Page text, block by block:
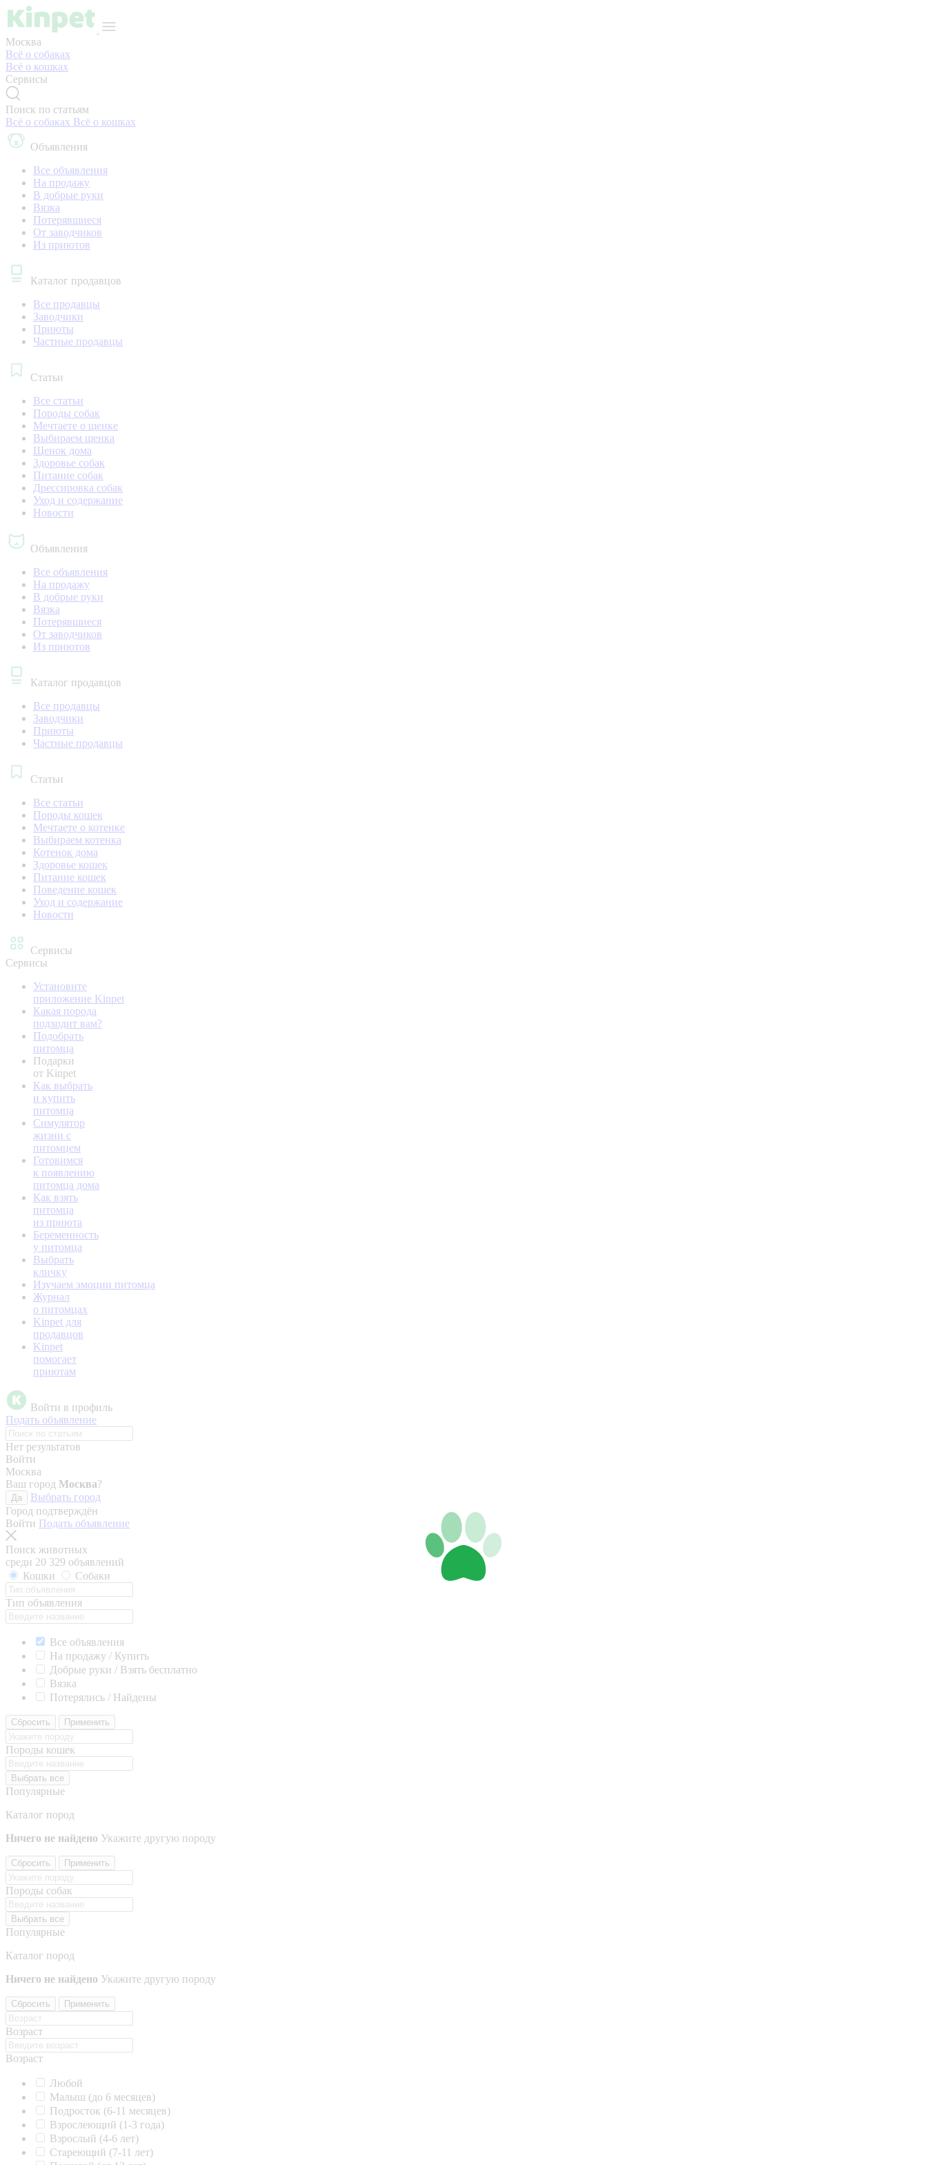
Москва
Всё о собаках
Всё о кошках
Сервисы
Поиск по статьям
Всё о собаках Всё о кошках
Объявления
Все объявления
На продажу
В добрые руки
Вязка
Потерявшиеся
От заводчиков
Из приютов
Каталог продавцов
Все продавцы
Заводчики
Приюты
Частные продавцы
Статьи
Все статьи
Породы собак
Мечтаете о щенке
Выбираем щенка
Щенок дома
Здоровье собак
Питание собак
Дрессировка собак
Уход и содержание
Новости
Объявления
Все объявления
На продажу
В добрые руки
Вязка
Потерявшиеся
От заводчиков
Из приютов
Каталог продавцов
Все продавцы
Заводчики
Приюты
Частные продавцы
Статьи
Все статьи
Породы кошек
Мечтаете о котенке
Выбираем котенка
Котенок дома
Здоровье кошек
Питание кошек
Поведение кошек
Уход и содержание
Новости
Сервисы
Сервисы
Установите
приложение Kinpet
Какая порода
подходит вам?
Подобрать
питомца
Подарки
от Kinpet
Как выбрать
и купить
питомца
Симулятор
жизни с
питомцем
Готовимся
к появлению
питомца дома
Как взять
питомца
из приюта
Беременность
у питомца
Выбрать
кличку
Изучаем эмоции питомца
Журнал
о питомцах
Kinpet для
продавцов
Kinpet
помогает
приютам
Войти в профиль
Подать объявление
Нет результатов
Войти
Москва
Ваш город Москва?
Да
Выбрать город
Город подтверждён
Войти Подать объявление
Поиск животных
среди 20 329 объявлений
Кошки
Собаки
Тип объявления
Все объявления
На продажу / Купить
Добрые руки / Взять бесплатно
Вязка
Потерялись / Найдены
Сбросить Применить
Породы кошек
Выбрать все
Популярные
Каталог пород
Ничего не найдено Укажите другую породу
Сбросить Применить
Породы собак
Выбрать все
Популярные
Каталог пород
Ничего не найдено Укажите другую породу
Сбросить Применить
Возраст
Возраст
Любой
Малыш (до 6 месяцев)
Подросток (6-11 месяцев)
Взрослеющий (1-3 года)
Взрослый (4-6 лет)
Стареющий (7-11 лет)